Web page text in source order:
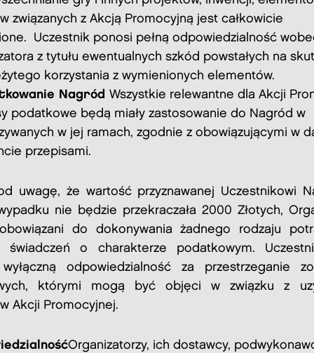
związanych z Akcją Promocyjną jest całkowicie
Uczestnik ponosi pełną odpowiedzialność
z tytułu ewentualnych szkód powstałych na
korzystania z wymienionych elementów.
Nagród Wszystkie relewantne dla Akcji
podatkowe będą miały zastosowanie do Nagród w
w jej ramach, zgodnie z obowiązującymi w
przepisami.
uwagę, że wartość przyznawanej Uczestnikowi
nie będzie przekraczała 2000 Złotych,
do dokonywania żadnego rodzaju
świadczeń o charakterze podatkowym.
odpowiedzialność za przestrzeganie
którymi mogą być objęci w związku z
Akcji Promocyjnej.
Organizatorzy, ich dostawcy,